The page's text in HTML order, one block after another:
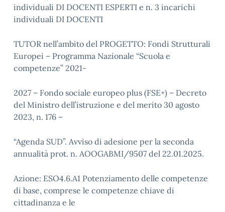
individuali DI DOCENTI ESPERTI e n. 3 incarichi
individuali DI DOCENTI
TUTOR nell’ambito del PROGETTO: Fondi Strutturali
Europei – Programma Nazionale “Scuola e
competenze” 2021-
2027 – Fondo sociale europeo plus (FSE+) – Decreto
del Ministro dell’istruzione e del merito 30 agosto
2023, n. 176 –
“Agenda SUD”. Avviso di adesione per la seconda
annualità prot. n. AOOGABMI/9507 del 22.01.2025.
Azione: ESO4.6.A1 Potenziamento delle competenze
di base, comprese le competenze chiave di
cittadinanza e le